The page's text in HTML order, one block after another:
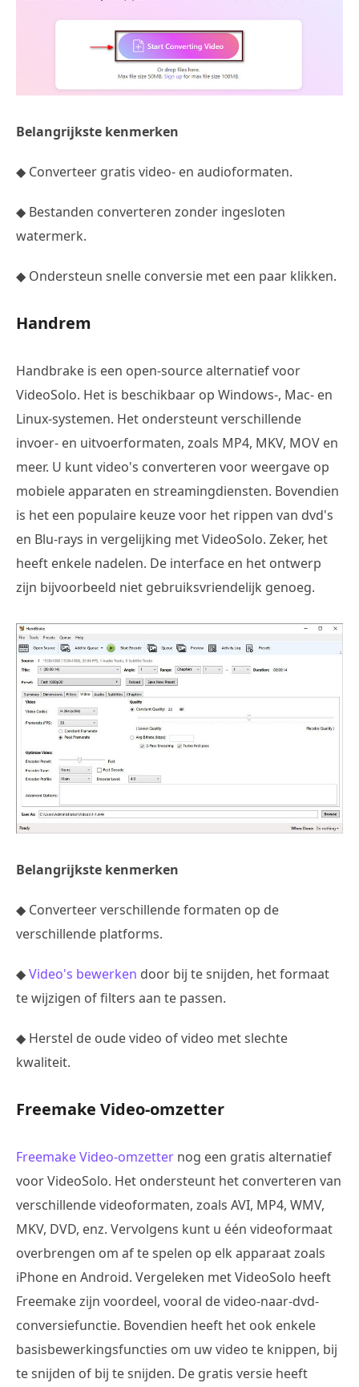
Belangrijkste kenmerken
◆ Converteer gratis video- en audioformaten.
◆ Bestanden converteren zonder ingesloten
watermerk.
◆ Ondersteun snelle conversie met een paar klikken.
Handrem
Handbrake is een open-source alternatief voor
VideoSolo. Het is beschikbaar op Windows-, Mac- en
Linux-systemen. Het ondersteunt verschillende
invoer- en uitvoerformaten, zoals MP4, MKV, MOV en
meer. U kunt video's converteren voor weergave op
mobiele apparaten en streamingdiensten. Bovendien
is het een populaire keuze voor het rippen van dvd's
en Blu-rays in vergelijking met VideoSolo. Zeker, het
heeft enkele nadelen. De interface en het ontwerp
zijn bijvoorbeeld niet gebruiksvriendelijk genoeg.
Belangrijkste kenmerken
◆ Converteer verschillende formaten op de
verschillende platforms.
◆Video's bewerken door bij te snijden, het formaat
te wijzigen of filters aan te passen.
◆ Herstel de oude video of video met slechte
kwaliteit.
Freemake Video-omzetter
Freemake Video-omzetter nog een gratis alternatief
voor VideoSolo. Het ondersteunt het converteren van
verschillende videoformaten, zoals AVI, MP4, WMV,
MKV, DVD, enz. Vervolgens kunt u één videoformaat
overbrengen om af te spelen op elk apparaat zoals
iPhone en Android. Vergeleken met VideoSolo heeft
Freemake zijn voordeel, vooral de video-naar-dvd-
conversiefunctie. Bovendien heeft het ook enkele
basisbewerkingsfuncties om uw video te knippen, bij
te snijden of bij te snijden. De gratis versie heeft